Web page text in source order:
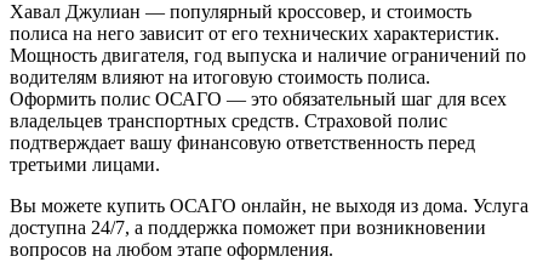
Хавал Джулиан — популярный кроссовер, и стоимость
полиса на него зависит от его технических характеристик.
Мощность двигателя, год выпуска и наличие ограничений по
водителям влияют на итоговую стоимость полиса.
Оформить полис ОСАГО — это обязательный шаг для всех
владельцев транспортных средств. Страховой полис
подтверждает вашу финансовую ответственность перед
третьими лицами.
Вы можете купить ОСАГО онлайн, не выходя из дома. Услуга
доступна 24/7, а поддержка поможет при возникновении
вопросов на любом этапе оформления.